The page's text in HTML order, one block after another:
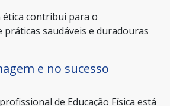
contribui para o
práticas saudáveis e duradouras
e no sucesso
de Educação Física está